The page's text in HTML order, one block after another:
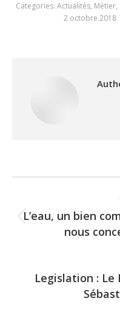
Categories: Actualités, Métier,
2 octobre 2018
L’eau, un bien
nous
Legislation : Le